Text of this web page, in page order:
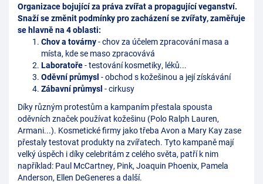
Organizace bojující za práva zvířat a propagující veganství.
Snaží se změnit podmínky pro zacházení se zvířaty, zaměřuje
se hlavně na 4 oblasti:
Chov a továrny- chov za účelem zpracování masa a
místa, kde se maso zpracovává
Laboratoře- testování kosmetiky, léků...
Oděvní průmysl - obchod s kožešinou a její získávání
Zábavní průmysl - cirkusy
Díky různým protestům a kampaním přestala spousta
oděvních značek používat kožešinu (Polo Ralph Lauren,
Armani...). Kosmetické firmy jako třeba Avon a Mary Kay zase
přestaly testovat produkty na zvířatech. Tyto kampaně mají
velký úspěch i díky celebritám z celého světa, patří k nim
například: Paul McCartney, Pink, Joaquin Phoenix, Pamela
Anderson, Ellen DeGeneres a další.